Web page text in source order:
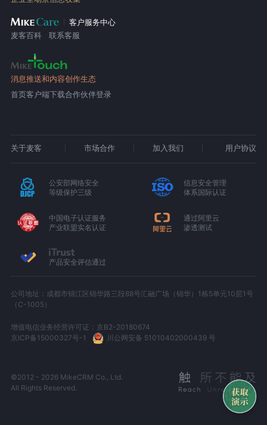
客户服务中心
麦客百科
联系客服
消息推送和内容创作生态
首页客户端下载合作伙伴登录
关于麦客 市场合作 加入我们 用户协议
公安部网络安全
等级保护三级
信息安全管理
体系国际认证
中国电子认证服务
产业联盟实名认证
通过阿里云
渗透测试
产品安全评估通过
公司地址：成都市锦江区锦华路三段88号汇融广场（锦华）1栋5单元10层1号
（C-1005）
增值电信业务经营许可证：京B2-20180674
京ICP备15000327号-1
川公网安备 51010402000439 号
©2012 - 2026 MikeCRM Co., Ltd.
All Rights Reserved.